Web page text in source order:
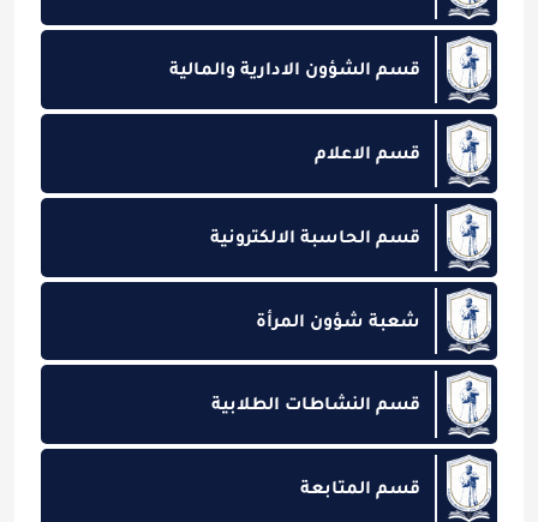
قسم الشؤون الادارية والمالية
قسم الاعلام
قسم الحاسبة الالكترونية
شعبة شؤون المرأة
قسم النشاطات الطلابية
قسم المتابعة